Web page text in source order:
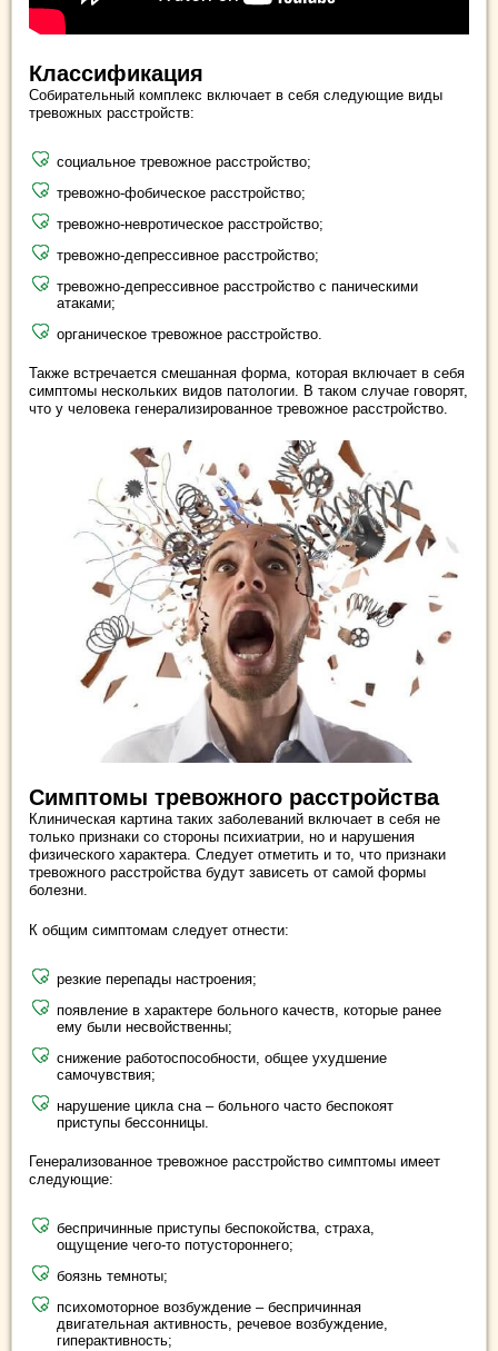
Классификация
Собирательный комплекс включает в себя следующие виды
тревожных расстройств:
социальное тревожное расстройство;
тревожно-фобическое расстройство;
тревожно-невротическое расстройство;
тревожно-депрессивное расстройство;
тревожно-депрессивное расстройство с паническими
атаками;
органическое тревожное расстройство.
Также встречается смешанная форма, которая включает в себя
симптомы нескольких видов патологии. В таком случае говорят,
что у человека генерализированное тревожное расстройство.
Симптомы тревожного расстройства
Клиническая картина таких заболеваний включает в себя не
только признаки со стороны психиатрии, но и нарушения
физического характера. Следует отметить и то, что признаки
тревожного расстройства будут зависеть от самой формы
болезни.
К общим симптомам следует отнести:
резкие перепады настроения;
появление в характере больного качеств, которые ранее
ему были несвойственны;
снижение работоспособности, общее ухудшение
самочувствия;
нарушение цикла сна – больного часто беспокоят
приступы бессонницы.
Генерализованное тревожное расстройство симптомы имеет
следующие:
беспричинные приступы беспокойства, страха,
ощущение чего-то потустороннего;
боязнь темноты;
психомоторное возбуждение – беспричинная
двигательная активность, речевое возбуждение,
гиперактивность;